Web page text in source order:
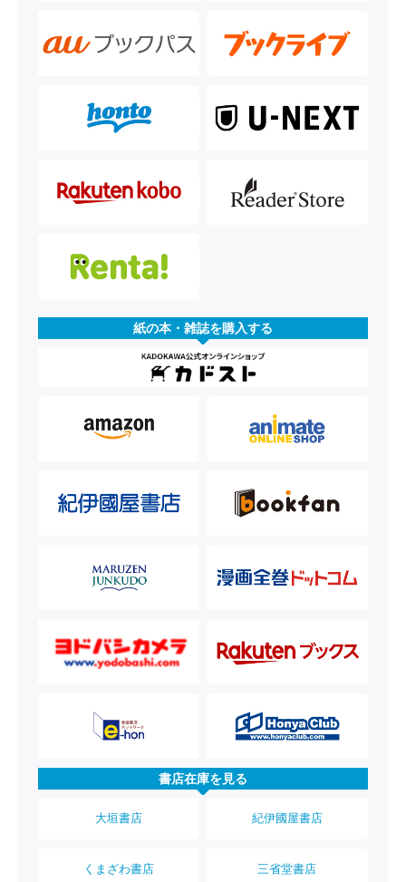
紙の本・雑誌を購入する
書店在庫を見る
大垣書店 紀伊國屋書店
くまざわ書店 三省堂書店